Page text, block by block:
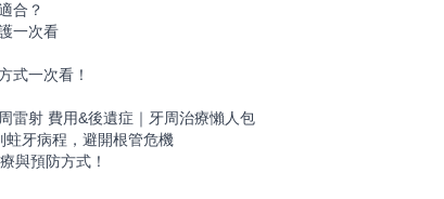
合？
一次看
式一次看！
雷射 費用&後遺症｜牙周治療懶人包
牙病程，避開根管危機
與預防方式！